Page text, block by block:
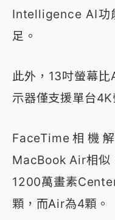
Intelligence AI功
足。
此外，13吋螢幕
示器僅支援單台4K
FaceTime相機
MacBook Air相似
1200萬畫素
顆，而Air為4顆。